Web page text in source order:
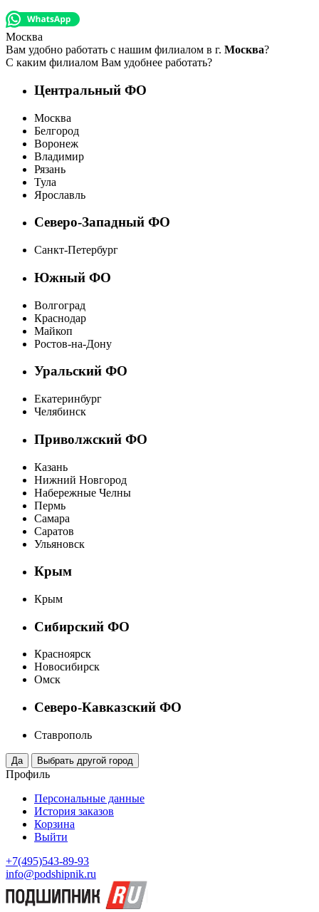
Москва
Вам удобно работать с нашим филиалом в г. Москва?
С каким филиалом Вам удобнее работать?
Центральный ФО
Москва
Белгород
Воронеж
Владимир
Рязань
Тула
Ярославль
Северо-Западный ФО
Санкт-Петербург
Южный ФО
Волгоград
Краснодар
Майкоп
Ростов-на-Дону
Уральский ФО
Екатеринбург
Челябинск
Приволжский ФО
Казань
Нижний Новгород
Набережные Челны
Пермь
Самара
Саратов
Ульяновск
Крым
Крым
Сибирский ФО
Красноярск
Новосибирск
Омск
Северо-Кавказский ФО
Ставрополь
Профиль
Персональные данные
История заказов
Корзина
Выйти
+7(495)543-89-93
info@podshipnik.ru